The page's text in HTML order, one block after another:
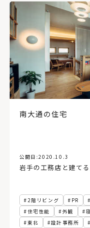
南大通の住宅
公開日:2020.10.3
岩手の工務店と建てる
2階リビング PR
住宅性能
外観
東北
設計事務所